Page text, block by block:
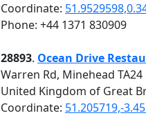
Coordinate:
Phone: +44 1371 830909
28893. Ocean Drive
Warren Rd, Minehead TA24
United Kingdom of Great
Coordinate: 51.205719,-